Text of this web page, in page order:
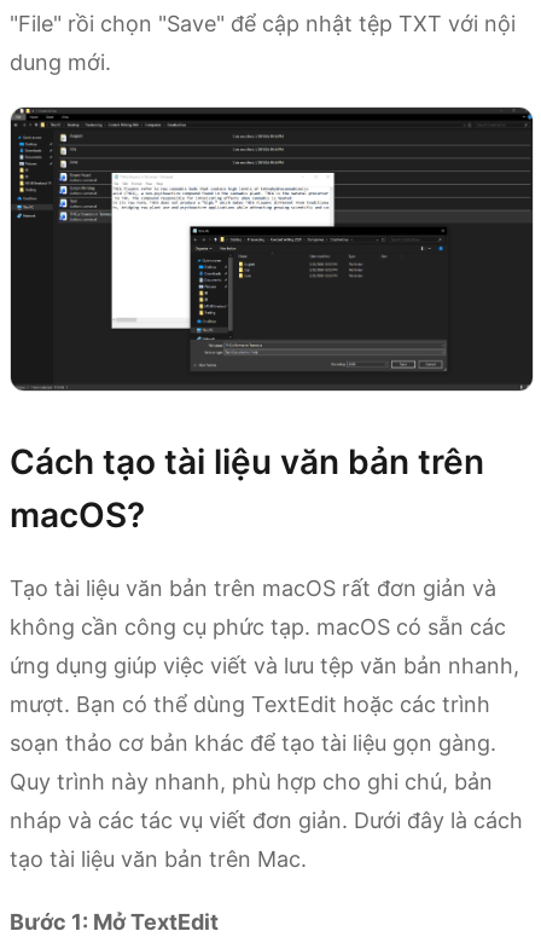
"File" rồi chọn "Save" để cập nhật tệp TXT với nội
dung mới.
Cách tạo tài liệu văn bản trên
macOS?
Tạo tài liệu văn bản trên macOS rất đơn giản và
không cần công cụ phức tạp. macOS có sẵn các
ứng dụng giúp việc viết và lưu tệp văn bản nhanh,
mượt. Bạn có thể dùng TextEdit hoặc các trình
soạn thảo cơ bản khác để tạo tài liệu gọn gàng.
Quy trình này nhanh, phù hợp cho ghi chú, bản
nháp và các tác vụ viết đơn giản. Dưới đây là cách
tạo tài liệu văn bản trên Mac.
Bước 1: Mở TextEdit